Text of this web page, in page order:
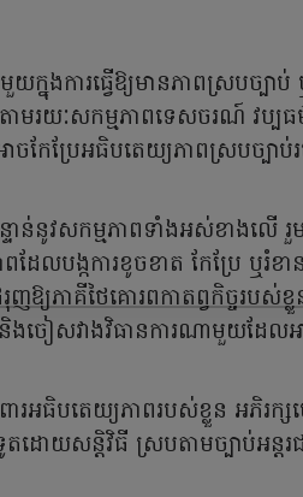
ការធ្វើឱ្យមានភាពស្របច្បាប់ ឬ
ាមរយៈសកម្មភាពទេសចរណ៍ វប្
ាចកែប្រែអធិបតេយ្យភាពស្របច្បា
ាន់នូវសកម្មភាពទាំងអស់ខាងលើ រួ
លបង្កការខូចខាត កែប្រែ ឬរំខ
យភាគីថៃគោរពកាតព្វកិច្ចរបស់ខ្លួ
និងចៀសវាងវិធានការណាមួយដែល
ពារអធិបតេយ្យភាពរបស់ខ្លួន អភិរក្
ដោយសន្តិវិធី ស្របតាមច្បាប់អន្តរ